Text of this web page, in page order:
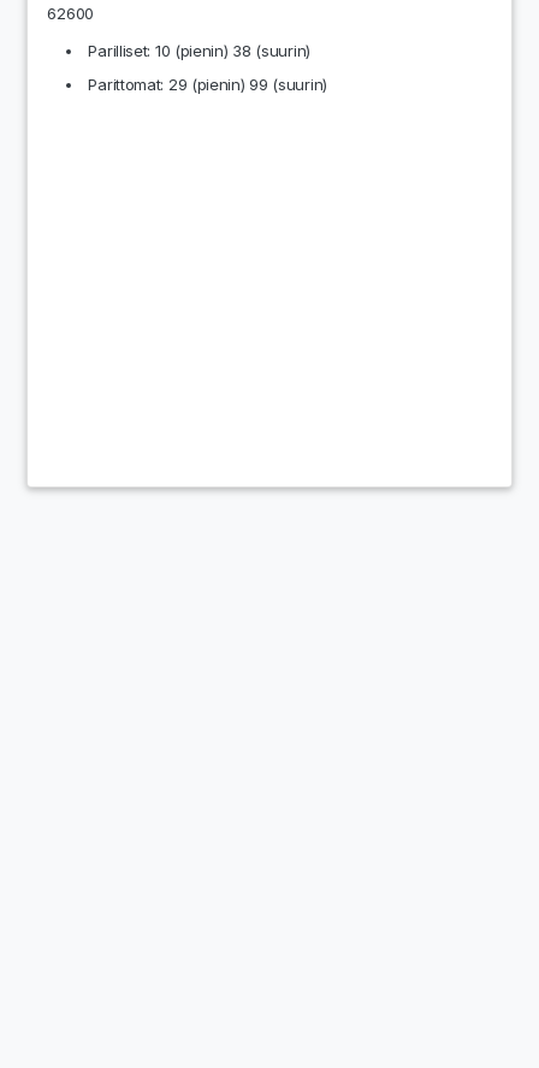
62600
Parilliset: 10 (pienin) 38 (suurin)
Parittomat: 29 (pienin) 99 (suurin)